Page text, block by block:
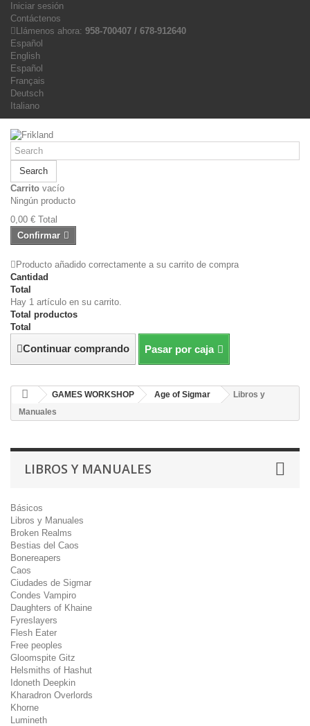
Iniciar sesión
Contáctenos
Llámenos ahora: 958-700407 / 678-912640
Español
English
Español
Français
Deutsch
Italiano
Search
Carrito vacío
Ningún producto
0,00 € Total
Confirmar
Producto añadido correctamente a su carrito de compra
Cantidad
Total
Hay 1 artículo en su carrito.
Total productos
Total
Continuar comprando Pasar por caja
GAMES WORKSHOP Age of Sigmar
Libros y
Manuales
LIBROS Y MANUALES
Básicos
Libros y Manuales
Broken Realms
Bestias del Caos
Bonereapers
Caos
Ciudades de Sigmar
Condes Vampiro
Daughters of Khaine
Fyreslayers
Flesh Eater
Free peoples
Gloomspite Gitz
Helsmiths of Hashut
Idoneth Deepkin
Kharadron Overlords
Khorne
Lumineth